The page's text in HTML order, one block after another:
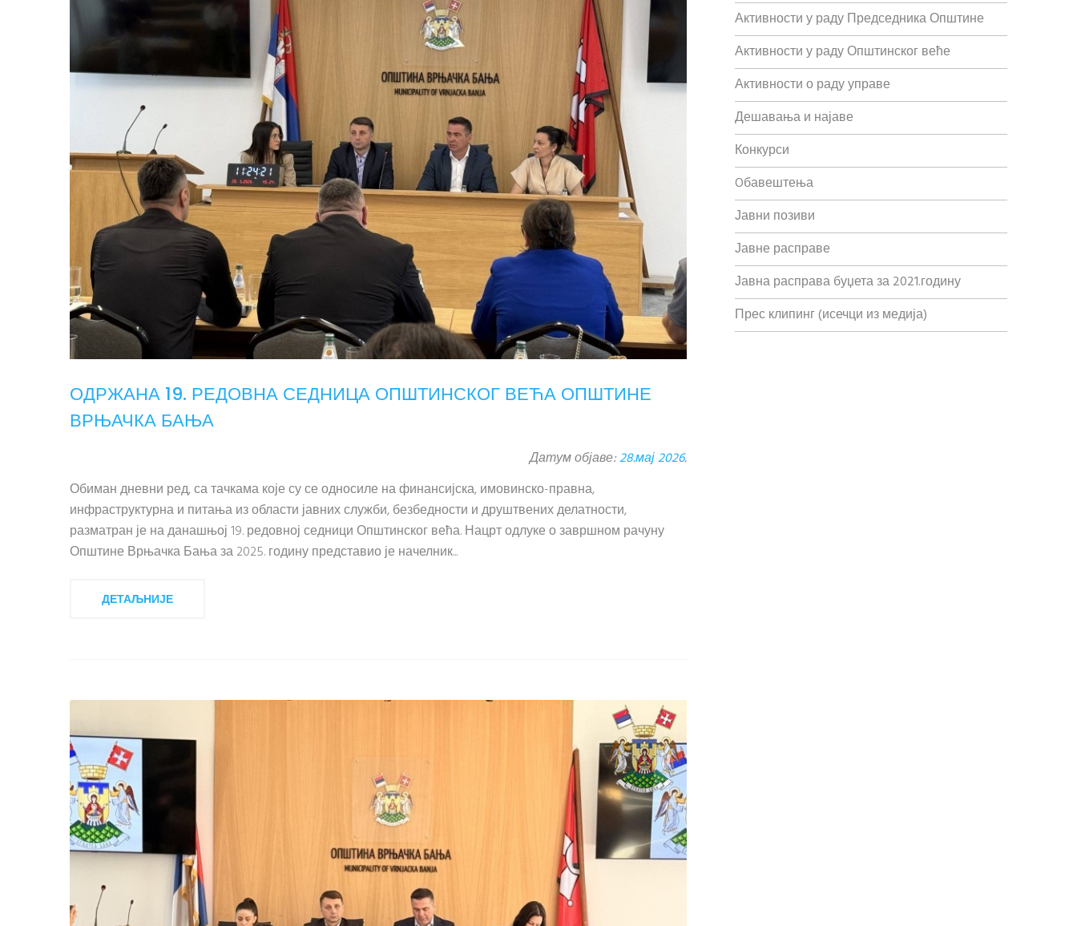
ОДРЖАНА 19. РЕДОВНА СЕДНИЦА ОПШТИНСКОГ ВЕЋА ОПШТИНЕ
ВРЊАЧКА БАЊА
Датум објаве:28.мај 2026.
Обиман дневни ред, са тачкама које су се односиле на финансијска, имовинско-правна,
инфраструктурна и питања из области јавних служби, безбедности и друштвених делатности,
разматран је на данашњој 19. редовној седници Општинског већа. Нацрт одлуке о завршном рачуну
Општине Врњачка Бања за 2025. годину представио је начелник...
ДЕТАЉНИЈЕ
Активности у раду Председника Општине
Активности у раду Општинског веће
Активности о раду управе
Дешавања и најаве
Конкурси
Oбавештења
Јавни позиви
Јавне расправе
Јавна расправа буџета за 2021.годину
Прес клипинг (исечци из медија)